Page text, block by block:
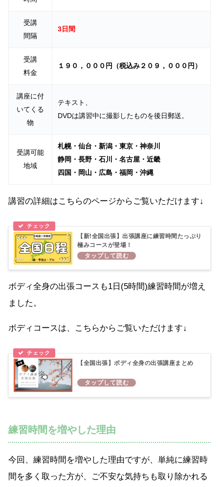
受講
間隔
3日間
受講
料金
１９０，０００円 （税込み２０９，０００円）
講座に付
いてくる
物
テキスト、
DVDは講習中に撮影したものを後日郵送。
受講可能
地域
札幌・仙台・新潟・東京・神奈川
静岡・長野・石川・名古屋・近畿
四国・岡山・広島・福岡・沖縄
講習の詳細はこちらのページからご覧いただけます↓
【新!全国出張】出張講座に練習時間たっぷり
極みコースが登場！
ボディ全身の出張コースも1日(5時間)練習時間が増え
ました。
ボディコースは、こちらからご覧いただけます↓
【全国出張】ボディ全身の出張講座まとめ
練習時間を増やした理由
今回、練習時間を増やした理由ですが、単純に練習時
間を多く取った方が、ご不安な気持ちも取り除かれる